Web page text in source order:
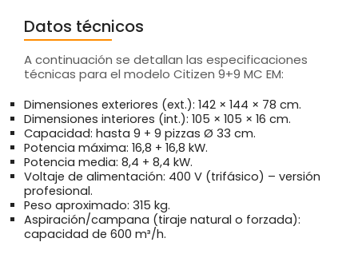
Datos técnicos
A continuación se detallan las especificaciones
técnicas para el modelo Citizen 9+9 MC EM:
Dimensiones exteriores (ext.): 142 × 144 × 78 cm.
Dimensiones interiores (int.): 105 × 105 × 16 cm.
Capacidad: hasta 9 + 9 pizzas Ø 33 cm.
Potencia máxima: 16,8 + 16,8 kW.
Potencia media: 8,4 + 8,4 kW.
Voltaje de alimentación: 400 V (trifásico) – versión
profesional.
Peso aproximado: 315 kg.
Aspiración/campana (tiraje natural o forzada):
capacidad de 600 m³/h.